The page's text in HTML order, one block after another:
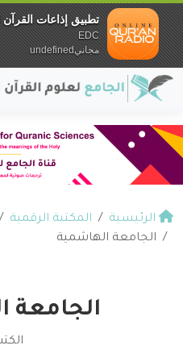
الرئيسية المكتبة الرقمية
الجامعة الهاشمية
الجامعة
تطبيق إذاعات القرآن
EDC
مجانيundefined